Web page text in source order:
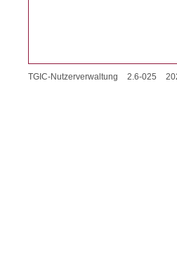
TGIC-Nutzerverwaltung 2.6-025